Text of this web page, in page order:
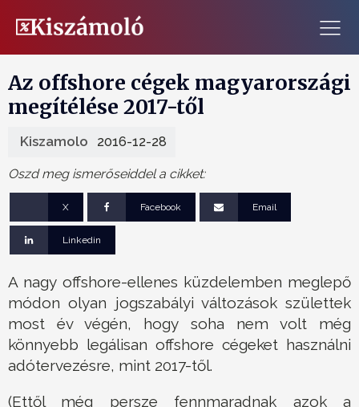
Az offshore cégek magyarországi
megítélése 2017-től
Kiszamolo 2016-12-28
Oszd meg ismerőseiddel a cikket:
X Facebook Email
Linkedin
A nagy offshore-ellenes küzdelemben meglepő
módon olyan jogszabályi változások születtek
most év végén, hogy soha nem volt még
könnyebb legálisan offshore cégeket használni
adótervezésre, mint 2017-től.
(Ettől még persze fennmaradnak azok a